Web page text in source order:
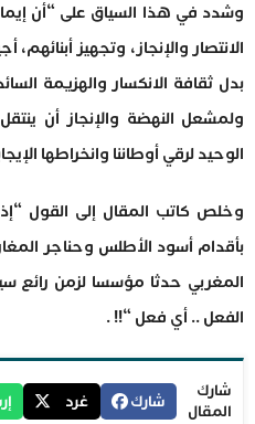
وشدد في هذا السياق على “أن
الانتصار والإنجاز، وتجهيز
بدل ثقافة الانكسار والهزيمة
ولمشعل النهضة والإنجاز أن
الوحيد لرقي أوطاننا وانخراطها
وخلص كاتب المقال إلى القول
بأقدام أسود الأطلس وحناجر
المغربي حدثا مؤسسا لزمن رائع
الفعل .. أي فعل “!! .
شارك
المقال
شارك غرد